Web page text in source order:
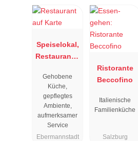
Speiselokal,
Restaurant "
"
Gehobene
Küche,
gepflegtes
Ambiente,
aufmerksamer
Service
Ebermannstadt
Ristorante
Beccofino
Italienische
Familienküche
Salzburg